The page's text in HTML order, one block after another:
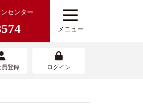
センター
メニュー
りたい
員登録 ログイン